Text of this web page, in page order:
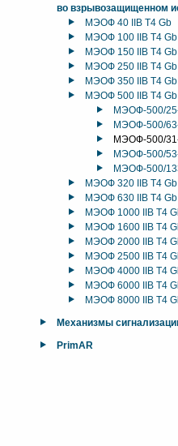
во взрывозащищенном
МЭОФ 40 IIB T4 Gb
МЭОФ 100 IIB T4 Gb
МЭОФ 150 IIB T4 Gb
МЭОФ 250 IIB T4 Gb
МЭОФ 350 IIB T4 Gb
МЭОФ 500 IIB T4 Gb
МЭОФ-500/
МЭОФ-500/
МЭОФ-500/
МЭОФ-500/
МЭОФ-500/
МЭОФ 320 IIB T4 Gb
МЭОФ 630 IIB T4 Gb
МЭОФ 1000 IIB T4
МЭОФ 1600 IIB T4
МЭОФ 2000 IIB T4
МЭОФ 2500 IIB T4
МЭОФ 4000 IIB T4
МЭОФ 6000 IIB T4
МЭОФ 8000 IIB T4
Механизмы
PrimAR